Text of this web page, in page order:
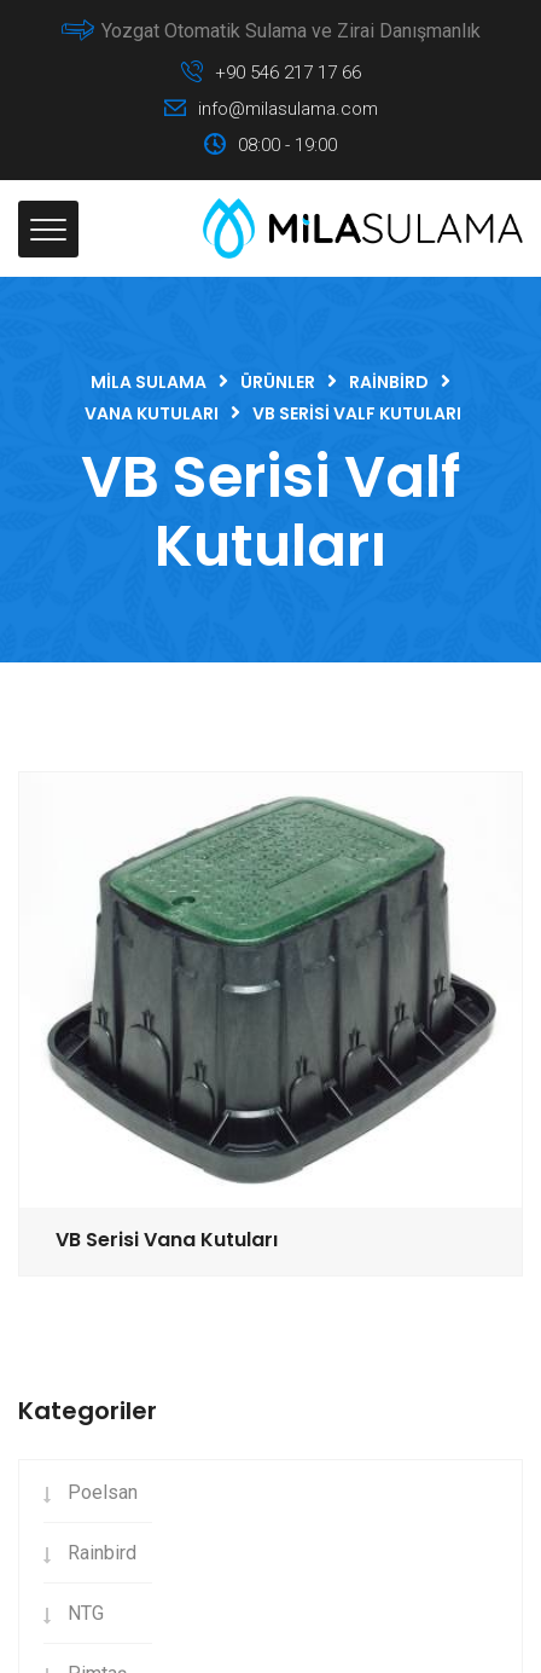
Yozgat Otomatik Sulama ve Zirai Danışmanlık
+90 546 217 17 66
info@milasulama.com
08:00 - 19:00
MILA SULAMA ÜRÜNLER
RAINBIRD
VANA KUTULARI
VB SERISI VALF KUTULARI
VB Serisi Valf
Kutuları
VB Serisi Vana Kutuları
Kategoriler
Poelsan
Rainbird
NTG